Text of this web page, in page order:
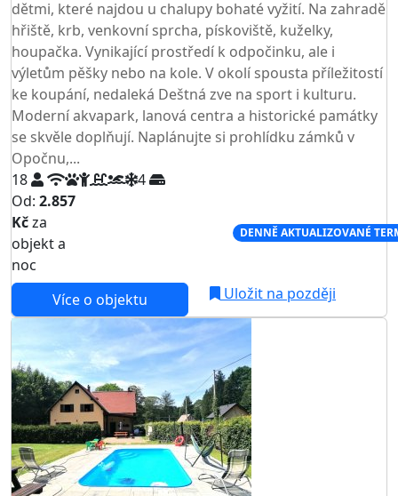
dětmi, které najdou u chalupy bohaté vyžití. Na zahradě
hřiště, krb, venkovní sprcha, pískoviště, kuželky,
houpačka. Vynikající prostředí k odpočinku, ale i
výletům pěšky nebo na kole. V okolí spousta příležitostí
ke koupání, nedaleká Deštná zve na sport i kulturu.
Moderní akvapark, lanová centra a historické památky
se skvěle doplňují. Naplánujte si prohlídku zámků v
Opočnu,...
18
4
Od: 2.857
Kčza
objekt a
noc
DENNĚ AKTUALIZOVANÉ
Více o objektu Uložit na později